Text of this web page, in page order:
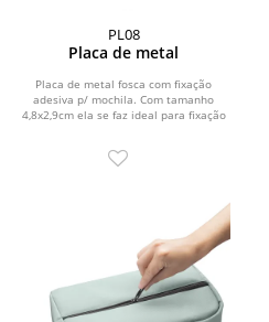
PL08
Placa de metal
Placa de metal fosca com fixação
adesiva p/ mochila. Com tamanho
4,8x2,9cm ela se faz ideal para fixação